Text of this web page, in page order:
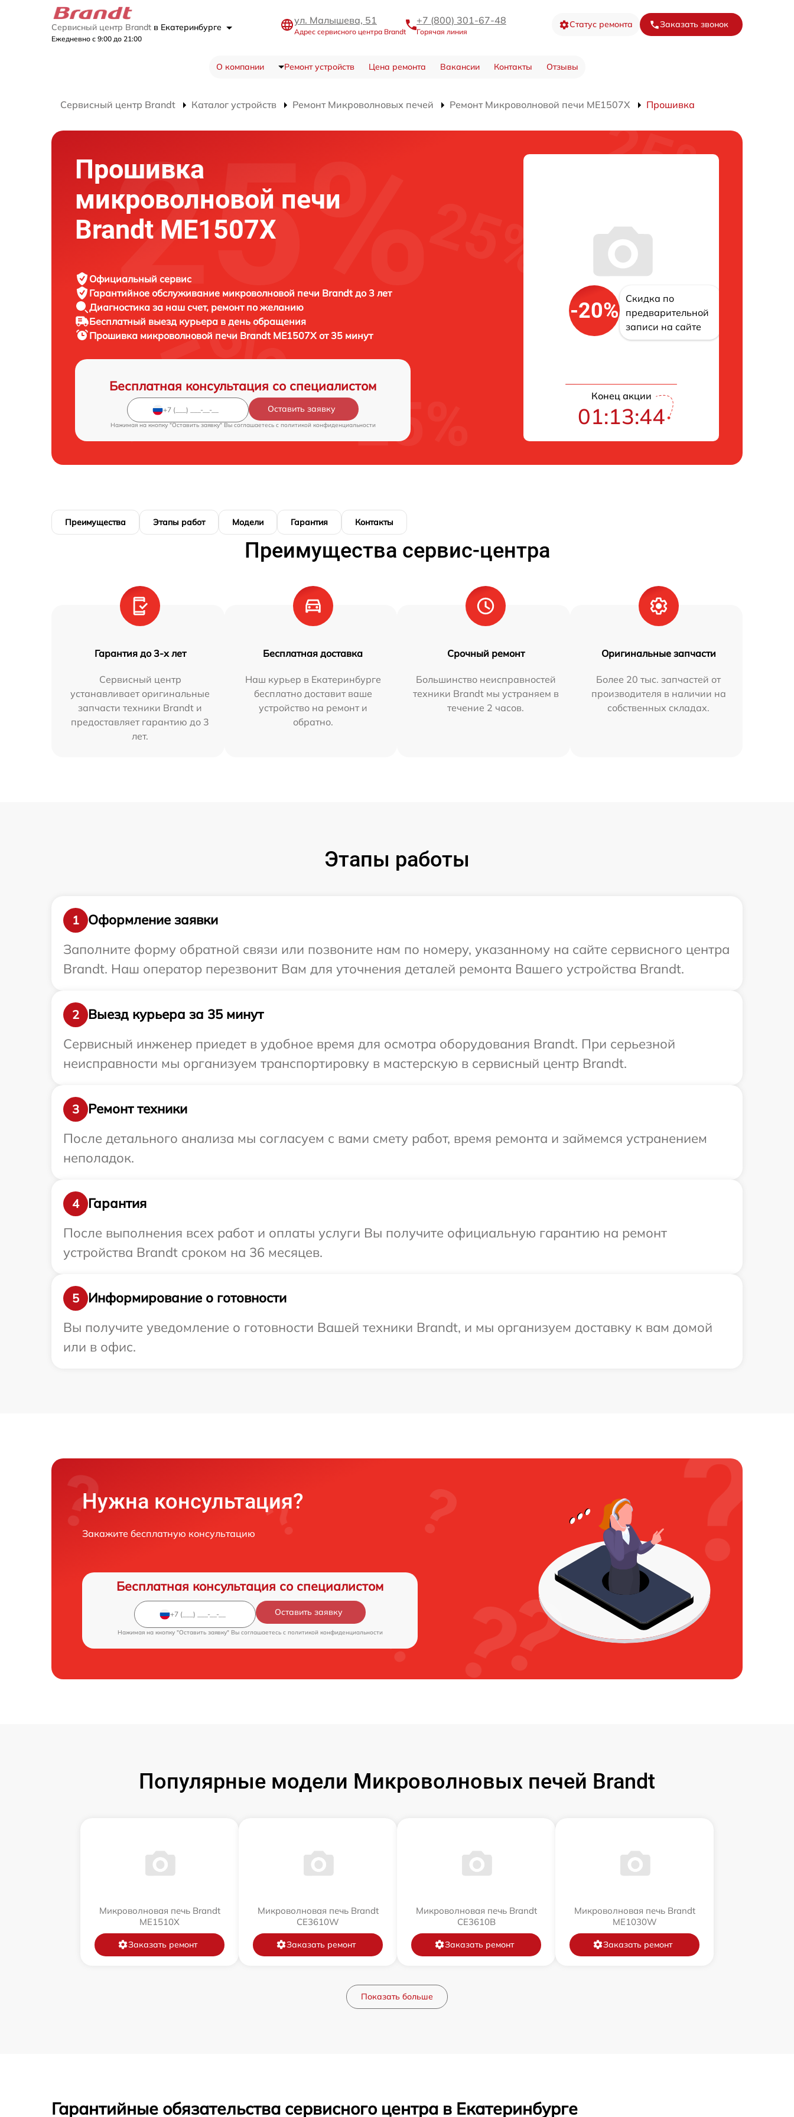
Сервисный центр Brandt в Екатеринбурге
Ежедневно с 9:00 до 21:00
ул. Малышева, 51
Адрес сервисного центра Brandt
+7 (800) 301-67-48
Горячая линия
Статус ремонта Заказать звонок
О компании Ремонт устройств Цена ремонта Вакансии Контакты Отзывы
Сервисный центр Brandt Каталог устройств Ремонт Микроволновых печей Ремонт Микроволновой печи ME1507X Прошивка
Прошивка
микроволновой печи
Brandt ME1507X
Официальный сервис
Гарантийное обслуживание микроволновой печи Brandt до 3 лет
Диагностика за наш счет, ремонт по желанию
Бесплатный выезд курьера в день обращения
Прошивка микроволновой печи Brandt ME1507X от 35 минут
Бесплатная консультация со специалистом
Оставить заявку
Нажимая на кнопку "Оставить заявку" Вы соглашаетесь c политикой конфиденциальности
-20%
Скидка по
предварительной
записи на сайте
Конец акции
01:13:43
Преимущества Этапы работ Модели Гарантия Контакты
Преимущества сервис-центра
Гарантия до 3-х лет
Сервисный центр
устанавливает оригинальные
запчасти техники Brandt и
предоставляет гарантию до 3
лет.
Бесплатная доставка
Наш курьер в Екатеринбурге
бесплатно доставит ваше
устройство на ремонт и
обратно.
Срочный ремонт
Большинство неисправностей
техники Brandt мы устраняем в
течение 2 часов.
Оригинальные запчасти
Более 20 тыс. запчастей от
производителя в наличии на
собственных складах.
Этапы работы
1
Оформление заявки
Заполните форму обратной связи или позвоните нам по номеру, указанному на сайте сервисного центра
Brandt. Наш оператор перезвонит Вам для уточнения деталей ремонта Вашего устройства Brandt.
2
Выезд курьера за 35 минут
Сервисный инженер приедет в удобное время для осмотра оборудования Brandt. При серьезной
неисправности мы организуем транспортировку в мастерскую в сервисный центр Brandt.
3
Ремонт техники
После детального анализа мы согласуем с вами смету работ, время ремонта и займемся устранением
неполадок.
4
Гарантия
После выполнения всех работ и оплаты услуги Вы получите официальную гарантию на ремонт
устройства Brandt сроком на 36 месяцев.
5
Информирование о готовности
Вы получите уведомление о готовности Вашей техники Brandt, и мы организуем доставку к вам домой
или в офис.
Нужна консультация?
Закажите бесплатную консультацию
Бесплатная консультация со специалистом
Оставить заявку
Нажимая на кнопку "Оставить заявку" Вы соглашаетесь c политикой конфиденциальности
Популярные модели Микроволновых печей Brandt
Микроволновая печь Brandt
ME1510X
Заказать ремонт
Микроволновая печь Brandt
CE3610W
Заказать ремонт
Микроволновая печь Brandt
CE3610B
Заказать ремонт
Микроволновая печь Brandt
ME1030W
Заказать ремонт
Показать больше
Гарантийные обязательства сервисного центра в Екатеринбурге